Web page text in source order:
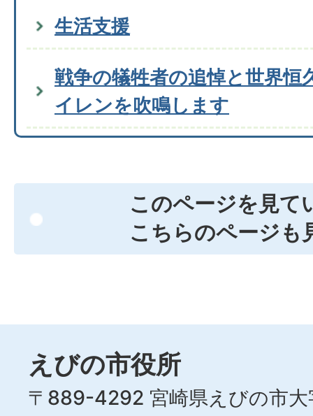
生活支援
戦争の犠牲者の追悼と世界恒
イレンを吹鳴します
このページを見て
こちらのページも
えびの市役所
〒889-4292 宮崎県えびの市大